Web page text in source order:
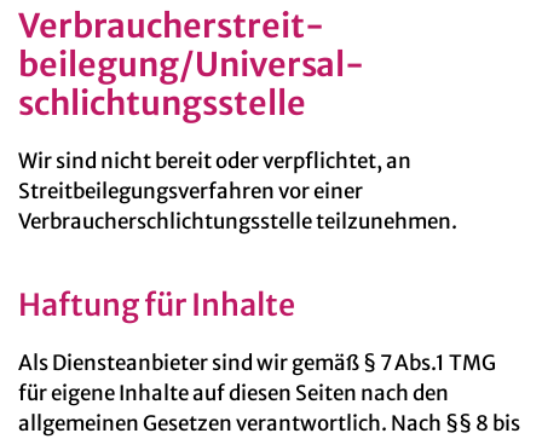
Verbraucher­streit­
beilegung/Universal­
schlichtungs­stelle
Wir sind nicht bereit oder verpflichtet, an
Streitbeilegungsverfahren vor einer
Verbraucherschlichtungsstelle teilzunehmen.
Haftung für Inhalte
Als Diensteanbieter sind wir gemäß § 7 Abs.1 TMG
für eigene Inhalte auf diesen Seiten nach den
allgemeinen Gesetzen verantwortlich. Nach §§ 8 bis